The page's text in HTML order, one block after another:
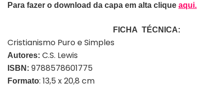
Para fazer o download da capa em alta clique aqui.
FICHA TÉCNICA:
Cristianismo Puro e Simples
Autores: C.S. Lewis
ISBN: 9788578601775
Formato: 13,5 x 20,8 cm